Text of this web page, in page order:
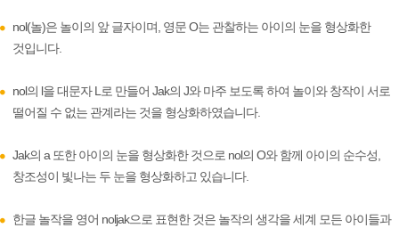
nol(놀)은 놀이의 앞 글자이며, 영문 O는 관찰하는 아이의 눈을 형상화한
것입니다.
nol의 l을 대문자 L로 만들어 Jak의 J와 마주 보도록 하여 놀이와 창작이 서로
떨어질 수 없는 관계라는 것을 형상화하였습니다.
Jak의 a 또한 아이의 눈을 형상화한 것으로 nol의 O와 함께 아이의 순수성,
창조성이 빛나는 두 눈을 형상화하고 있습니다.
한글 놀작을 영어 noljak으로 표현한 것은 놀작의 생각을 세계 모든 아이들과